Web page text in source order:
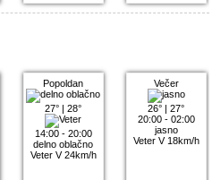
Popoldan
27° |28°
14:00 - 20:00
delno oblačno
Veter V 24km/h
Večer
26° |27°
20:00 - 02:00
jasno
Veter V 18km/h